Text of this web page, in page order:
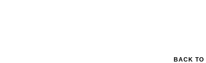
BACK TO